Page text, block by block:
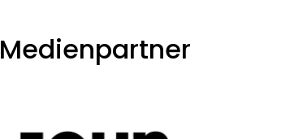
Medienpartner